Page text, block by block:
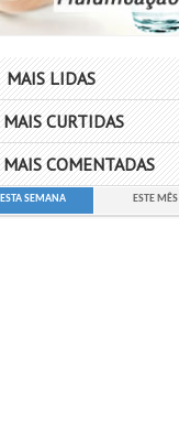
MAIS LIDAS
MAIS CURTIDAS
MAIS COMENTADAS
ESTA SEMANA ESTE MÊS